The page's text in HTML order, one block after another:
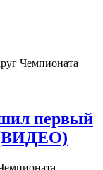
первый
(ВИДЕО)